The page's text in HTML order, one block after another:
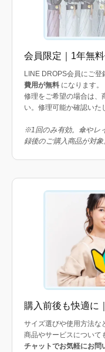
会員限定｜1年無
LINE DROPS会員にご登
費用が無料 になります。
修理をご希望の場合は、
い。修理可能か確認いた
※1回のみ有効。傘やレ
録後のご購入商品が対象
購入前後も快適に
サイズ選びや使用方法な
商品やサービスについて
チャットでお気軽にお問